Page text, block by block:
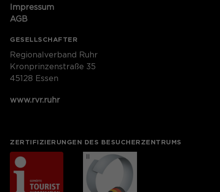
Impressum
AGB
GESELLSCHAFTER
Regionalverband Ruhr
Kronprinzenstraße 35
45128 Essen
www.rvr.ruhr
ZERTIFIZIERUNGEN DES BESUCHERZENTRUMS